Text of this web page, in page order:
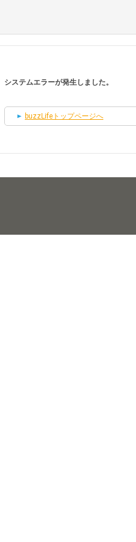
システムエラーが発生しました。
buzzLifeトップページへ